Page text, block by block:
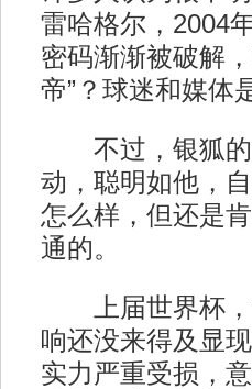
雷哈格尔，2004
密码渐渐被破解
帝”？球迷和媒体
不过，银狐的“
动，聪明如他，
怎么样，但还是
通的。
上届世界杯，“
响还没来得及显
实力严重受损，